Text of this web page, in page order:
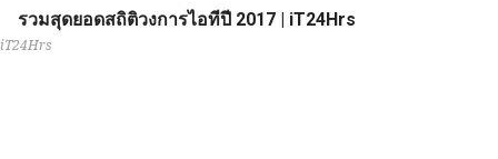
รวมสุดยอดสถิติวงการไอทีปี 2017 | iT24Hrs
iT24Hrs